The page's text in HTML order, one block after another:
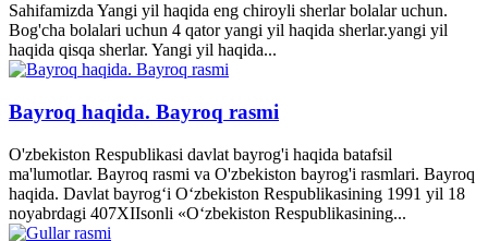
Sahifamizda Yangi yil haqida eng chiroyli sherlar bolalar uchun.
Bog'cha bolalari uchun 4 qator yangi yil haqida sherlar.yangi yil
haqida qisqa sherlar. Yangi yil haqida...
Bayroq haqida. Bayroq rasmi
O'zbekiston Respublikasi davlat bayrog'i haqida batafsil
ma'lumotlar. Bayroq rasmi va O'zbekiston bayrog'i rasmlari. Bayroq
haqida. Davlat bayrog‘i O‘zbekiston Respublikasining 1991 yil 18
noyabrdagi 407­XII­sonli «O‘zbekiston Respublikasining...